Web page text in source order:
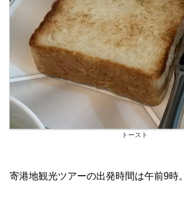
トースト
寄港地観光ツアーの出発時間は午前9時。